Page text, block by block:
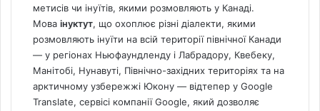
метисів чи інуїтів, якими розмовляють у Канаді.
Мова інуктут, що охоплює різні діалекти, якими
розмовляють інуїти на всій території північної Канади
— у регіонах Ньюфаундленду і Лабрадору, Квебеку,
Манітобі, Нунавуті, Північно-західних територіях та на
арктичному узбережжі Юкону — відтепер у Google
Translate, сервісі компанії Google, який дозволяє